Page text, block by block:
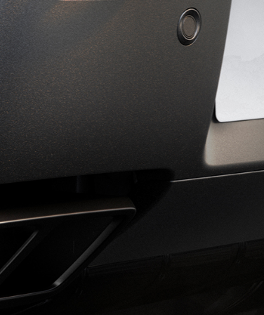
OPERACIONES DE VEHÍCULOS ESPECIALES
POLÍTICA DE PRIVACIDAD